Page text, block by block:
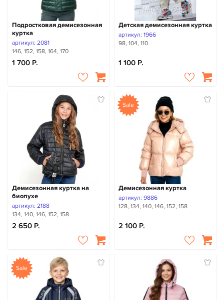
Подростковая демисезонная
куртка
артикул: 2081
146, 152, 158, 164, 170
1 700
Детская демисезонная куртка
артикул: 1966
98, 104, 110
1 100
Демисезонная куртка на
биопухе
артикул: 2188
134, 140, 146, 152, 158
2 650
Sale
Демисезонная куртка
артикул: 9886
128, 134, 140, 146, 152, 158
2 100
Sale